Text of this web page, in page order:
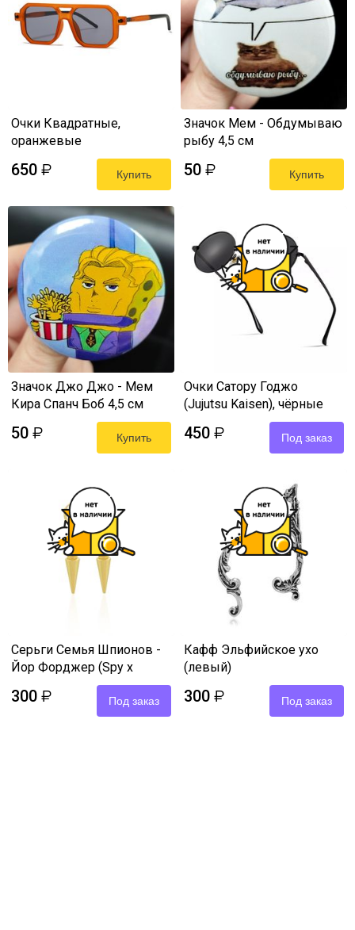
Очки Квадратные,
оранжевые
650 ₽ Купить
Значок Мем - Обдумываю
рыбу 4,5 см
50 ₽ Купить
Значок Джо Джо - Мем
Кира Спанч Боб 4,5 см
50 ₽ Купить
Очки Сатору Годжо
(Jujutsu Kaisen), чёрные
450 ₽ Под заказ
Серьги Семья Шпионов -
Йор Форджер (Spy x
300 ₽ Под заказ
Кафф Эльфийское ухо
(левый)
300 ₽ Под заказ